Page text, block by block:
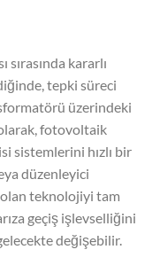
sırasında kararlı
tepki süreci
üzerindeki
fotovoltaik
sistemlerini hızlı bir
düzenleyici
teknolojiyi tam
geçiş işlevselliğini
değişebilir.